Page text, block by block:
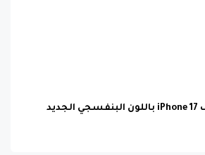
صورة مسربة تكشف iPhone 17 باللون البنفسجي الجديد